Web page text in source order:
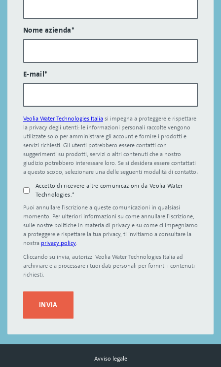
Nome azienda*
E-mail*
Veolia Water Technologies Italiasi impegna a proteggere e rispettare
la privacy degli utenti: le informazioni personali raccolte vengono
utilizzate solo per amministrare gli account e fornire i prodotti e
servizi richiesti. Gli utenti potrebbero essere contatti con
suggerimenti su prodotti, servizi o altri contenuti che a nostro
giudizio potrebbero interessare loro. Se si desidera essere contattati
a questo scopo, selezionare una delle seguenti modalità di contatto:
Accetto di ricevere altre comunicazioni da Veolia Water
Technologies.*
Puoi annullare l'iscrizione a queste comunicazioni in qualsiasi
momento. Per ulteriori informazioni su come annullare l'iscrizione,
sulle nostre politiche in materia di privacy e su come ci impegniamo
a proteggere e rispettare la tua privacy, ti invitiamo a consultare la
nostra privacy policy.
Cliccando su invia, autorizzi Veolia Water Technologies Italia ad
archiviare e a processare i tuoi dati personali per fornirti i contenuti
richiesti.
Avviso legale